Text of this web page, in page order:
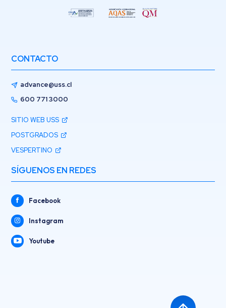
CONTACTO
advance@uss.cl
600 771 3000
SITIO WEB USS
POSTGRADOS
VESPERTINO
SÍGUENOS EN REDES
Facebook
Instagram
Youtube